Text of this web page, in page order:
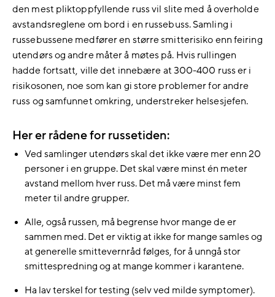
den mest pliktoppfyllende russ vil slite med å overholde
avstandsreglene om bord i en russebuss. Samling i
russebussene medfører en større smitterisiko enn feiring
utendørs og andre måter å møtes på. Hvis rullingen
hadde fortsatt, ville det innebære at 300-400 russ er i
risikosonen, noe som kan gi store problemer for andre
russ og samfunnet omkring, understreker helsesjefen.
Her er rådene for russetiden:
Ved samlinger utendørs skal det ikke være mer enn 20
personer i en gruppe. Det skal være minst én meter
avstand mellom hver russ. Det må være minst fem
meter til andre grupper.
Alle, også russen, må begrense hvor mange de er
sammen med. Det er viktig at ikke for mange samles og
at generelle smittevernråd følges, for å unngå stor
smittespredning og at mange kommer i karantene.
Ha lav terskel for testing (selv ved milde symptomer).